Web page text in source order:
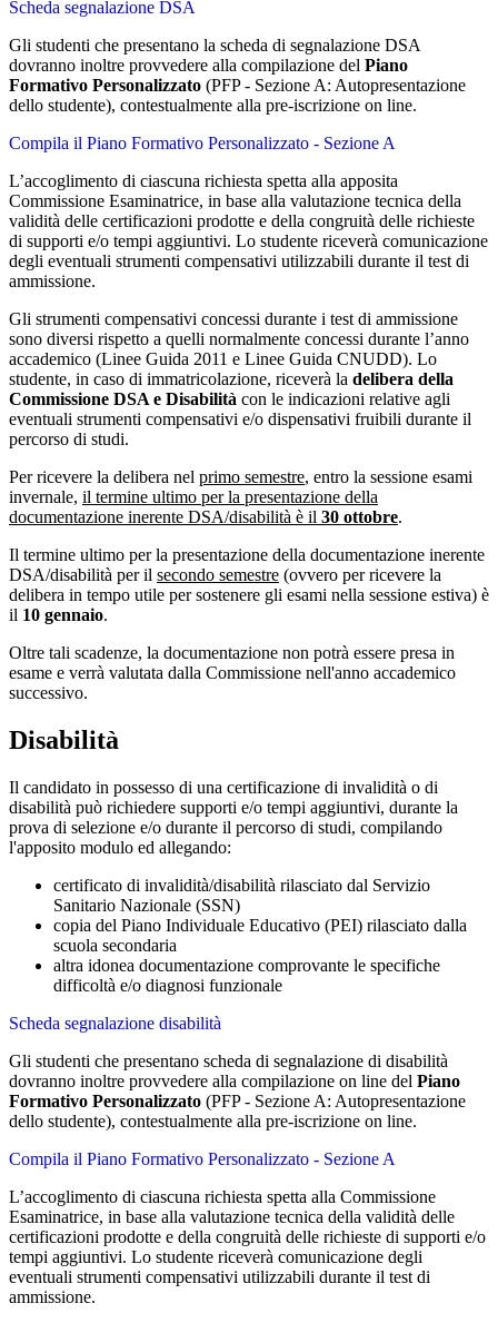
Scheda segnalazione DSA
Gli studenti che presentano la scheda di segnalazione DSA
dovranno inoltre provvedere alla compilazione del Piano
Formativo Personalizzato (PFP - Sezione A: Autopresentazione
dello studente), contestualmente alla pre-iscrizione on line.
Compila il Piano Formativo Personalizzato - Sezione A
L’accoglimento di ciascuna richiesta spetta alla apposita
Commissione Esaminatrice, in base alla valutazione tecnica della
validità delle certificazioni prodotte e della congruità delle richieste
di supporti e/o tempi aggiuntivi. Lo studente riceverà comunicazione
degli eventuali strumenti compensativi utilizzabili durante il test di
ammissione.
Gli strumenti compensativi concessi durante i test di ammissione
sono diversi rispetto a quelli normalmente concessi durante l’anno
accademico (Linee Guida 2011 e Linee Guida CNUDD). Lo
studente, in caso di immatricolazione, riceverà la delibera della
Commissione DSA e Disabilità con le indicazioni relative agli
eventuali strumenti compensativi e/o dispensativi fruibili durante il
percorso di studi.
Per ricevere la delibera nel primo semestre, entro la sessione esami
invernale, il termine ultimo per la presentazione della
documentazione inerente DSA/disabilità è il 30 ottobre.
Il termine ultimo per la presentazione della documentazione inerente
DSA/disabilità per il secondo semestre (ovvero per ricevere la
delibera in tempo utile per sostenere gli esami nella sessione estiva) è
il 10 gennaio.
Oltre tali scadenze, la documentazione non potrà essere presa in
esame e verrà valutata dalla Commissione nell'anno accademico
successivo.
Disabilità
Il candidato in possesso di una certificazione di invalidità o di
disabilità può richiedere supporti e/o tempi aggiuntivi, durante la
prova di selezione e/o durante il percorso di studi, compilando
l'apposito modulo ed allegando:
certificato di invalidità/disabilità rilasciato dal Servizio
Sanitario Nazionale (SSN)
copia del Piano Individuale Educativo (PEI) rilasciato dalla
scuola secondaria
altra idonea documentazione comprovante le specifiche
difficoltà e/o diagnosi funzionale
Scheda segnalazione disabilità
Gli studenti che presentano scheda di segnalazione di disabilità
dovranno inoltre provvedere alla compilazione on line del Piano
Formativo Personalizzato (PFP - Sezione A: Autopresentazione
dello studente), contestualmente alla pre-iscrizione on line.
Compila il Piano Formativo Personalizzato - Sezione A
L’accoglimento di ciascuna richiesta spetta alla Commissione
Esaminatrice, in base alla valutazione tecnica della validità delle
certificazioni prodotte e della congruità delle richieste di supporti e/o
tempi aggiuntivi. Lo studente riceverà comunicazione degli
eventuali strumenti compensativi utilizzabili durante il test di
ammissione.